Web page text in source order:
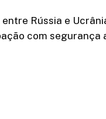
Rússia e
com segurança